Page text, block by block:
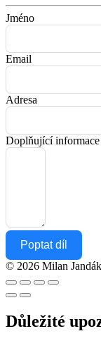
Jméno
Email
Adresa
Doplňující informace
Poptat díl
© 2026 Milan
Důležité